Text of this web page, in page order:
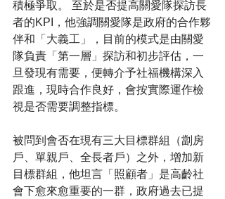
積極爭取。 至於是否提高關愛隊探訪長
者的KPI，他強調關愛隊是政府的合作夥
伴和「大義工」，目前的模式是由關愛
隊負責「第一層」探訪和初步評估，一
旦發現有需要，便轉介予社福機構深入
跟進，現時合作良好，會按實際運作檢
視是否需要調整指標。
被問到會否在現有三大目標群組（劏房
戶、單親戶、全長者戶）之外，增加新
目標群組，他坦言「照顧者」是高齡社
會下愈來愈重要的一群，政府過去已提